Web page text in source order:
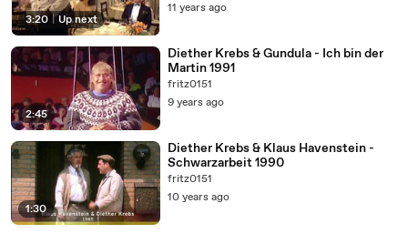
3:20 | Up next
11 years ago
2:45
Diether Krebs & Gundula - Ich bin der
Martin 1991
fritz0151
9 years ago
1:30
Diether Krebs & Klaus Havenstein -
Schwarzarbeit 1990
fritz0151
10 years ago